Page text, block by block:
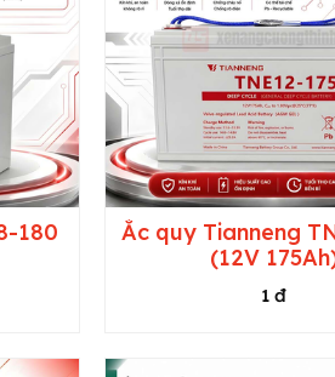
180
Ắc quy Tianneng
(12V
1 đ